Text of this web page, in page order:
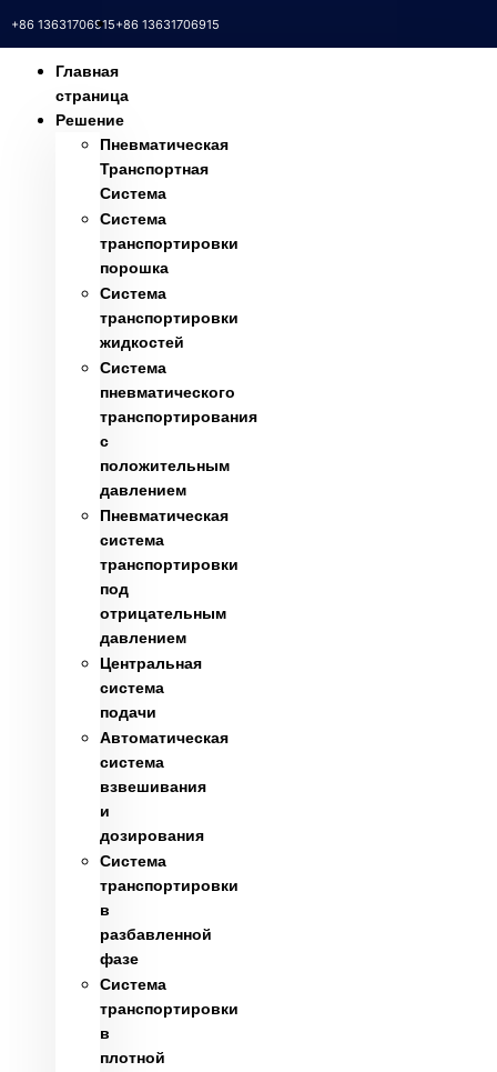
+86 13631706915+86 13631706915
Главная
страница
Решение
Пневматическая
Транспортная
Система
Система
транспортировки
порошка
Система
транспортировки
жидкостей
Система
пневматического
транспортирования
с
положительным
давлением
Пневматическая
система
транспортировки
под
отрицательным
давлением
Центральная
система
подачи
Автоматическая
система
взвешивания
и
дозирования
Система
транспортировки
в
разбавленной
фазе
Система
транспортировки
в
плотной